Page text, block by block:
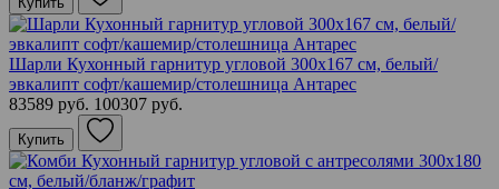
Шарли Кухонный гарнитур угловой 300х167 см, белый/
эвкалипт софт/кашемир/столешница Антарес
83589 руб. 100307 руб.
Купить